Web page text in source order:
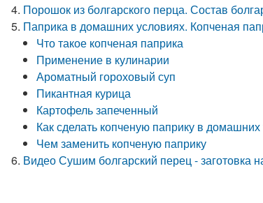
Порошок из болгарского перца. Состав
Паприка в домашних условиях. Копченая
Что такое копченая паприка
Применение в кулинарии
Ароматный гороховый суп
Пикантная курица
Картофель запеченный
Как сделать копченую паприку в
Чем заменить копченую паприку
Видео Сушим болгарский перец - заготовка